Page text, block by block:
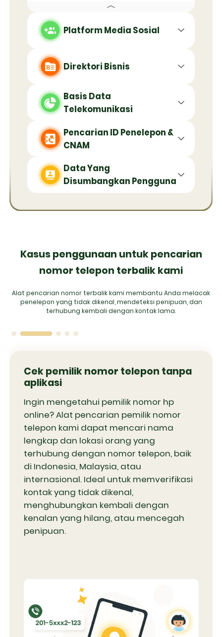
Platform Media Sosial
Direktori Bisnis
Basis Data
Telekomunikasi
Pencarian ID Penelepon &
CNAM
Data Yang
Disumbangkan Pengguna
Kasus penggunaan untuk pencarian
nomor telepon terbalik kami
Alat pencarian nomor terbalik kami membantu Anda melacak
penelepon yang tidak dikenal, mendeteksi penipuan, dan
terhubung kembali dengan kontak lama.
Cek pemilik nomor telepon tanpa
aplikasi
Ingin mengetahui pemilik nomor hp
online? Alat pencarian pemilik nomor
telepon kami dapat mencari nama
lengkap dan lokasi orang yang
terhubung dengan nomor telepon, baik
di Indonesia, Malaysia, atau
internasional. Ideal untuk memverifikasi
kontak yang tidak dikenal,
menghubungkan kembali dengan
kenalan yang hilang, atau mencegah
penipuan.